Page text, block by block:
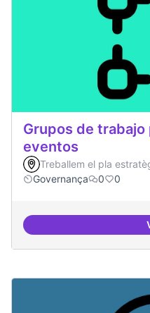
Grupos de trabajo
eventos
Treballem el pla
Governança
0 0